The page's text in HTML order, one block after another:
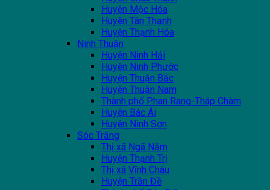
Huyện Mộc Hóa
Huyện Tân Thạnh
Huyện Thạnh Hóa
Ninh Thuận
Huyện Ninh Hải
Huyện Ninh Phước
Huyện Thuận Bắc
Huyện Thuận Nam
Thành phố Phan Rang-Tháp Chàm
Huyện Bác Ái
Huyện Ninh Sơn
Sóc Trăng
Thị xã Ngã Năm
Huyện Thạnh Trị
Thị xã Vĩnh Châu
Huyện Trần Đề